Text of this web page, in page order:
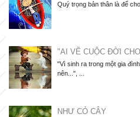
Quý trọng bản thân là để
"AI VẼ CUỘC ĐỜI
"Vì sinh ra trong một gia
nên...", ...
NHƯ CỎ CÂY